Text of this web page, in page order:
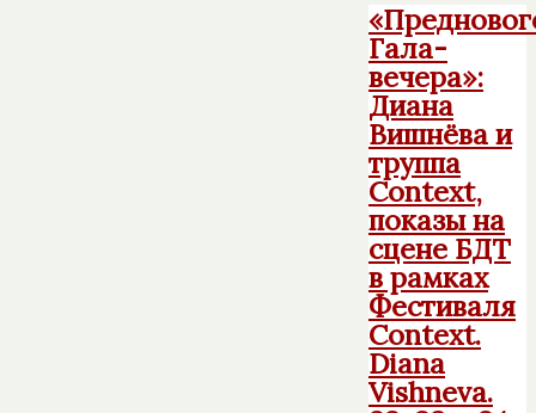
Гала-
вечера»:
Диана
Вишнёва и
труппа
Context,
показы на
сцене БДТ
в рамках
Фестиваля
Context.
Diana
Vishneva.